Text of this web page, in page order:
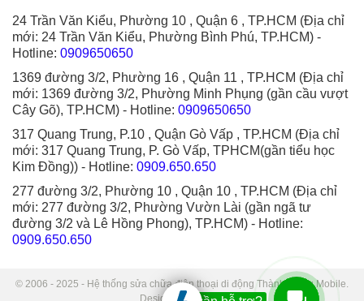
24 Trần Văn Kiểu, Phường 10 , Quận 6 , TP.HCM (Địa chỉ
mới: 24 Trần Văn Kiểu, Phường Bình Phú, TP.HCM) -
Hotline: 0909650650
1369 đường 3/2, Phường 16 , Quận 11 , TP.HCM (Địa chỉ
mới: 1369 đường 3/2, Phường Minh Phụng (gần cầu vượt
Cây Gõ), TP.HCM) - Hotline: 0909650650
317 Quang Trung, P.10 , Quận Gò Vấp , TP.HCM (Địa chỉ
mới: 317 Quang Trung, P. Gò Vấp, TPHCM(gần tiểu học
Kim Đồng)) - Hotline: 0909.650.650
277 đường 3/2, Phường 10 , Quận 10 , TP.HCM (Địa chỉ
mới: 277 đường 3/2, Phường Vườn Lài (gần ngã tư
đường 3/2 và Lê Hồng Phong), TP.HCM) - Hotline:
0909.650.650
© 2006 - 2025 - Hệ thống sửa chữa điện thoại di động Thành Trung Mobile.
Designed by Sudo.